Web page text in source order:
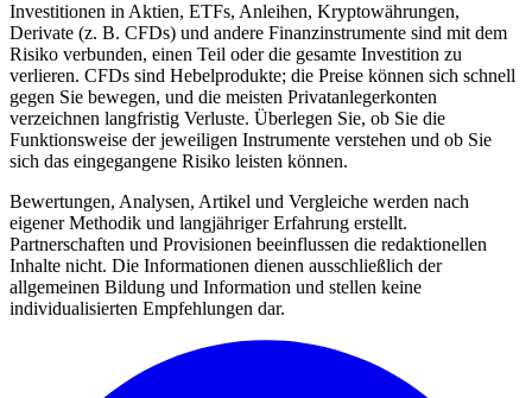
Investitionen in Aktien, ETFs, Anleihen, Kryptowährungen,
Derivate (z. B. CFDs) und andere Finanzinstrumente sind mit dem
Risiko verbunden, einen Teil oder die gesamte Investition zu
verlieren. CFDs sind Hebelprodukte; die Preise können sich schnell
gegen Sie bewegen, und die meisten Privatanlegerkonten
verzeichnen langfristig Verluste. Überlegen Sie, ob Sie die
Funktionsweise der jeweiligen Instrumente verstehen und ob Sie
sich das eingegangene Risiko leisten können.
Bewertungen, Analysen, Artikel und Vergleiche werden nach
eigener Methodik und langjähriger Erfahrung erstellt.
Partnerschaften und Provisionen beeinflussen die redaktionellen
Inhalte nicht. Die Informationen dienen ausschließlich der
allgemeinen Bildung und Information und stellen keine
individualisierten Empfehlungen dar.